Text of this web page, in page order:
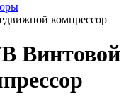
компрессор
Винтовой